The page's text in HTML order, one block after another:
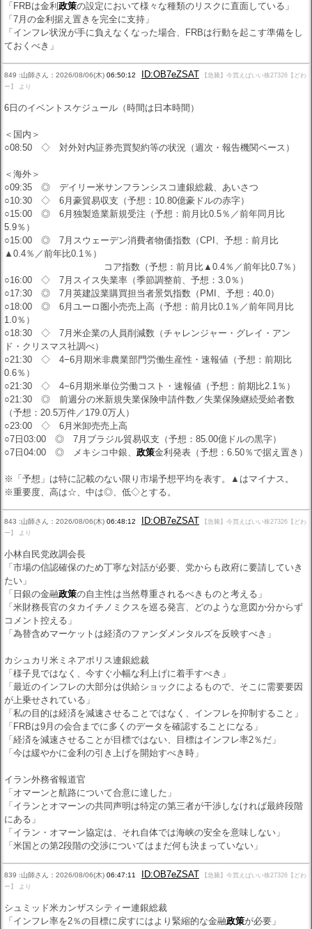
「FRBは金利 政策の設定において様々な種類のリスクに直面している」
「7月の金利据え置きを完全に支持」
「インフレ状況が手に負えなくなった場合、FRBは行動を起こす準備をし
ておくべき」
849 :山師さん：2026/08/06(木) 06:50:12 ID:OB7eZSAT
【急騰】今買えばいい株27326【どわ
ー】 より
6日のイベントスケジュール（時間は日本時間）
＜国内＞
○08:50 ◇ 対外対内証券売買契約等の状況（週次・報告機関ベース）
＜海外＞
○09:35 ◎ デイリー米サンフランシスコ連銀総裁、あいさつ
○10:30 ◇ 6月豪貿易収支（予想：10.80億豪ドルの赤字）
○15:00 ◎ 6月独製造業新規受注（予想：前月比0.5％／前年同月比
5.9％）
○15:00 ◎ 7月スウェーデン消費者物価指数（CPI、予想：前月比
▲0.4％／前年比0.1％）
コア指数（予想：前月比▲0.4％／前年比0.7％）
○16:00 ◇ 7月スイス失業率（季節調整前、予想：3.0％）
○17:30 ◎ 7月英建設業購買担当者景気指数（PMI、予想：40.0）
○18:00 ◎ 6月ユーロ圏小売売上高（予想：前月比0.1％／前年同月比
1.0％）
○18:30 ◇ 7月米企業の人員削減数（チャレンジャー・グレイ・アン
ド・クリスマス社調べ）
○21:30 ◇ 4−6月期米非農業部門労働生産性・速報値（予想：前期比
0.6％）
○21:30 ◇ 4−6月期米単位労働コスト・速報値（予想：前期比2.1％）
○21:30 ◎ 前週分の米新規失業保険申請件数／失業保険継続受給者数
（予想：20.5万件／179.0万人）
○23:00 ◇ 6月米卸売売上高
○7日03:00 ◎ 7月ブラジル貿易収支（予想：85.00億ドルの黒字）
○7日04:00 ◎ メキシコ中銀、 政策金利発表（予想：6.50％で据え置き）
※「予想」は特に記載のない限り市場予想平均を表す。▲はマイナス。
※重要度、高は☆、中は◎、低◇とする。
843 :山師さん：2026/08/06(木) 06:48:12 ID:OB7eZSAT
【急騰】今買えばいい株27326【どわ
ー】 より
小林自民党政調会長
「市場の信認確保のため丁寧な対話が必要、党からも政府に要請していき
たい」
「日銀の金融政策の自主性は当然尊重されるべきものと考える」
「米財務長官のタカイチノミクスを巡る発言、どのような意図か分からず
コメント控える」
「為替含めマーケットは経済のファンダメンタルズを反映すべき」
カシュカリ米ミネアポリス連銀総裁
「様子見ではなく、今すぐ小幅な利上げに着手すべき」
「最近のインフレの大部分は供給ショックによるもので、そこに需要要因
が上乗せされている」
「私の目的は経済を減速させることではなく、インフレを抑制すること」
「FRBは9月の会合までに多くのデータを確認することになる」
「経済を減速させることが目標ではない、目標はインフレ率2％だ」
「今は緩やかに金利の引き上げを開始すべき時」
イラン外務省報道官
「オマーンと航路について合意に達した」
「イランとオマーンの共同声明は特定の第三者が干渉しなければ最終段階
にある」
「イラン・オマーン協定は、それ自体では海峡の安全を意味しない」
「米国との第2段階の交渉についてはまだ何も決まっていない」
839 :山師さん：2026/08/06(木) 06:47:11 ID:OB7eZSAT
【急騰】今買えばいい株27326【どわ
ー】 より
シュミッド米カンザスシティー連銀総裁
「インフレ率を2％の目標に戻すにはより緊縮的な金融政策が必要」